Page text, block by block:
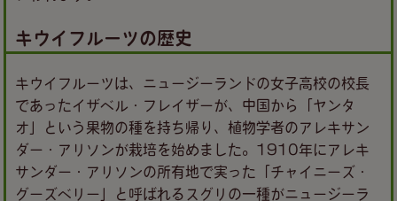
キウイフルーツの歴史
キウイフルーツは、ニュージーランドの女子高校の校長
であったイザベル・フレイザーが、中国から「ヤンタ
オ」という果物の種を持ち帰り、植物学者のアレキサン
ダー・アリソンが栽培を始めました。1910年にアレキ
サンダー・アリソンの所有地で実った「チャイニーズ・
グーズベリー」と呼ばれるスグリの一種がニュージーラ